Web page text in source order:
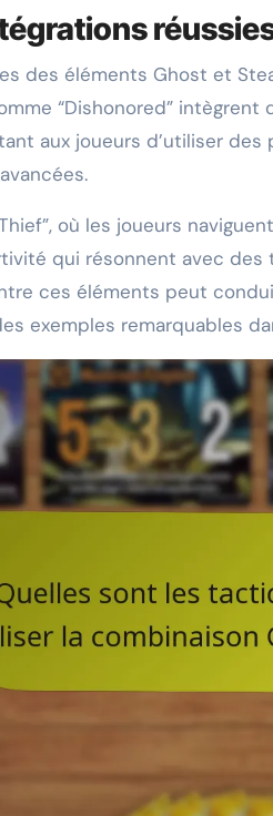
des éléments Ghost et
“Dishonored”
aux joueurs d’utiliser
où les joueurs
qui résonnent avec
ces éléments peut
exemples remarquables